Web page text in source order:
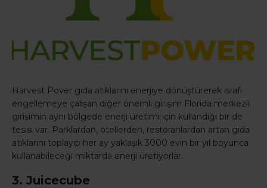
Harvest Pover gıda atıklarını enerjiye dönüştürerek israfı
engellemeye çalışan diğer önemli girişim Florida merkezli
girişimin aynı bölgede enerji üretimi için kullandığı bir de
tesisi var. Parklardan, otellerden, restoranlardan artan gıda
atıklarını toplayıp her ay yaklaşık 3000 evin bir yıl boyunca
kullanabileceği miktarda enerji üretiyorlar.
3. Juicecube